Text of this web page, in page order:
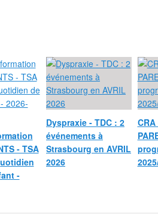
- TSA
-
Dyspraxie - TDC : 2
événements à
Strasbourg en AVRIL
2026
CRA